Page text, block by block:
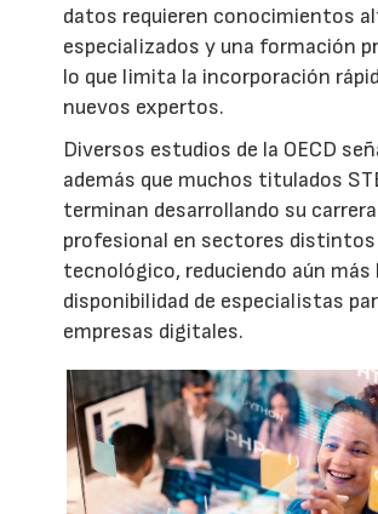
datos requieren conocimientos
especializados y una formación
lo que limita la incorporación
nuevos expertos.
Diversos estudios de la OECD
además que muchos titulados
terminan desarrollando su carrera
profesional en sectores distintos
tecnológico, reduciendo aún más
disponibilidad de especialistas
empresas digitales.